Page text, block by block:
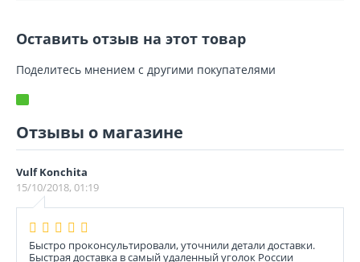
Оставить отзыв на этот товар
Поделитесь мнением с другими покупателями
Отзывы о магазине
Vulf Konchita
15/10/2018, 01:19
Быстро проконсультировали, уточнили детали доставки.
Быстрая доставка в самый удаленный уголок России